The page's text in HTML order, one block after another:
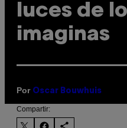
luces de
imaginas
Por Oscar Bouwhuis
Compartir: